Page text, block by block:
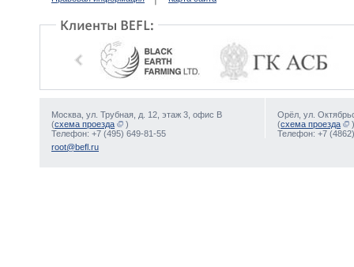
Москва, ул. Трубная, д. 12, этаж 3, офис В
(схема проезда
)
Телефон: +7 (495) 649-81-55
Орёл, ул.
(схема проезда
)
Телефон: +7
root@befl.ru